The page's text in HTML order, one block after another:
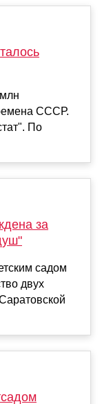
СССР.
По
за
садом
двух